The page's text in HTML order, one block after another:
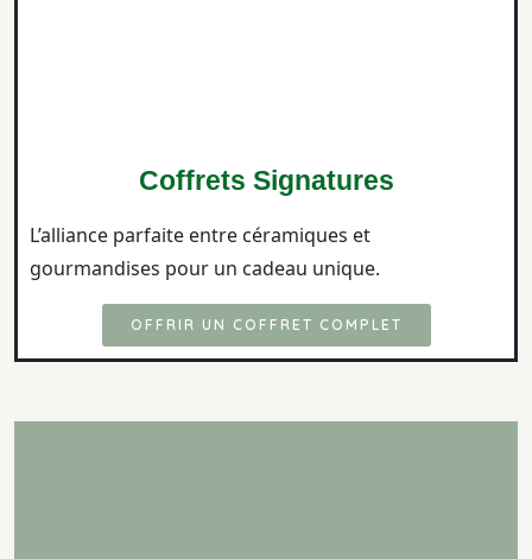
Coffrets Signatures
L’alliance parfaite entre céramiques et
gourmandises pour un cadeau unique.
OFFRIR UN COFFRET COMPLET